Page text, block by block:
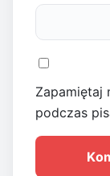
Zapamiętaj
podczas